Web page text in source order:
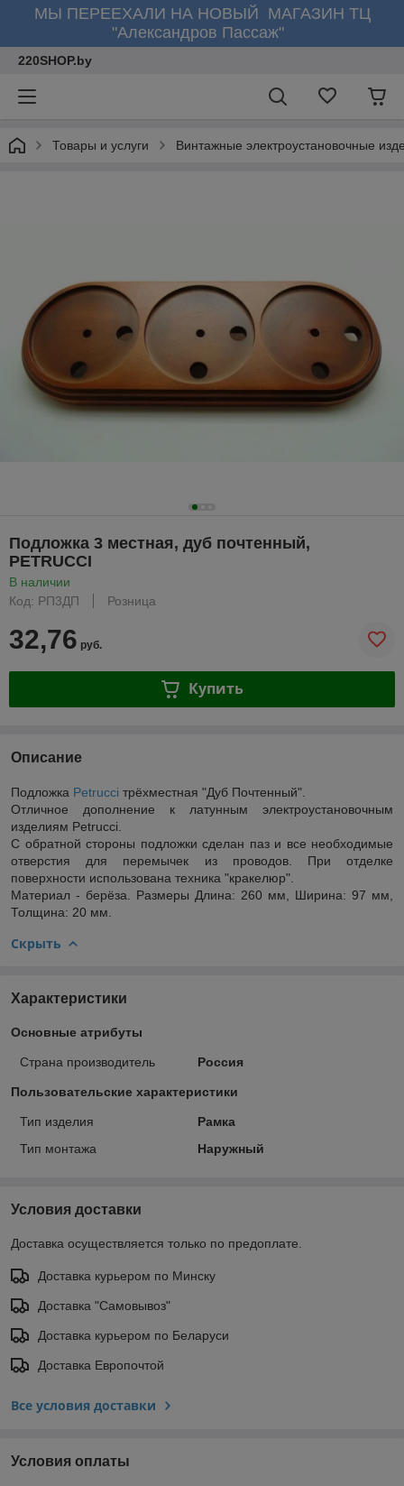
МЫ ПЕРЕЕХАЛИ НА НОВЫЙ МАГАЗИН ТЦ
"Александров Пассаж"
220SHOP.by
Товары и услуги Винтажные электроустановочные
Подложка 3 местная, дуб почтенный,
PETRUCCI
В наличии
Код: РП3ДП
Розница
32,76 руб.
Купить
Описание
Подложка Petrucci трёхместная "Дуб Почтенный".
Отличное дополнение к латунным электроустановочным
изделиям Petrucci.
С обратной стороны подложки сделан паз и все необходимые
отверстия для перемычек из проводов. При отделке
поверхности использована техника "кракелюр".
Материал - берёза. Размеры Длина: 260 мм, Ширина: 97 мм,
Толщина: 20 мм.
Скрыть
Характеристики
Основные атрибуты
Страна производитель Россия
Пользовательские характеристики
Тип изделия
Рамка
Тип монтажа
Наружный
Условия доставки
Доставка осуществляется только по предоплате.
Доставка курьером по Минску
Доставка "Самовывоз"
Доставка курьером по Беларуси
Доставка Европочтой
Все условия доставки
Условия оплаты